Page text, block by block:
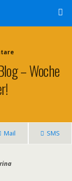
– Woche
Mail SMS